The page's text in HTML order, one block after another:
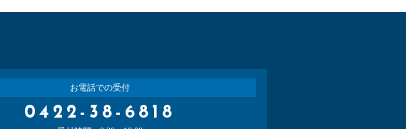
お電話での受付
0422-38-6818